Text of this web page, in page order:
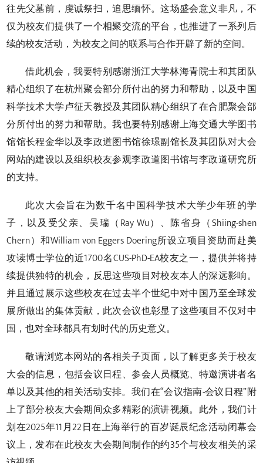
往先父墓前，虔诚祭扫，追思缅怀。这场盛会意义非凡，不
仅为校友们提供了一个相聚交流的平台，也推进了一系列后
续的校友活动，为校友之间的联系与合作开辟了新的空间。
借此机会，我要特别感谢浙江大学林海青院士和其团队
精心组织了在杭州聚会部分所付出的努力和帮助，以及中国
科学技术大学卢征天教授及其团队精心组织了在合肥聚会部
分所付出的努力和帮助。我也要特别感谢上海交通大学图书
馆馆长程金华以及李政道图书馆徐璟副馆长及其团队对大会
网站的建设以及组织校友参观李政道图书馆与李政道研究所
的支持。
此次大会旨在为数千名中国科学技术大学少年班的学
子，以及受父亲、吴瑞（Ray Wu）、陈省身（Shiing-shen
Chern）和William von Eggers Doering所设立项目资助而赴美
攻读博士学位的近1700名CUS-PhD-EA校友之一，提供并将持
续提供独特的机会，反思这些项目对校友本人的深远影响。
并且通过展示这些校友在过去半个世纪中对中国乃至全球发
展所做出的集体贡献，此次会议也彰显了这些项目不仅对中
国，也对全球都具有划时代的历史意义。
敬请浏览本网站的各相关子页面，以了解更多关于校友
大会的信息，包括会议日程、参会人员概览、特邀演讲者名
单以及其他的相关活动安排。我们在“会议指南-会议日程”附
上了部分校友大会期间众多精彩的演讲视频。此外，我们计
划在2025年11月22日在上海举行的百岁诞辰纪念活动闭幕会
议上，发布在此校友大会期间制作的约35个与校友相关的采